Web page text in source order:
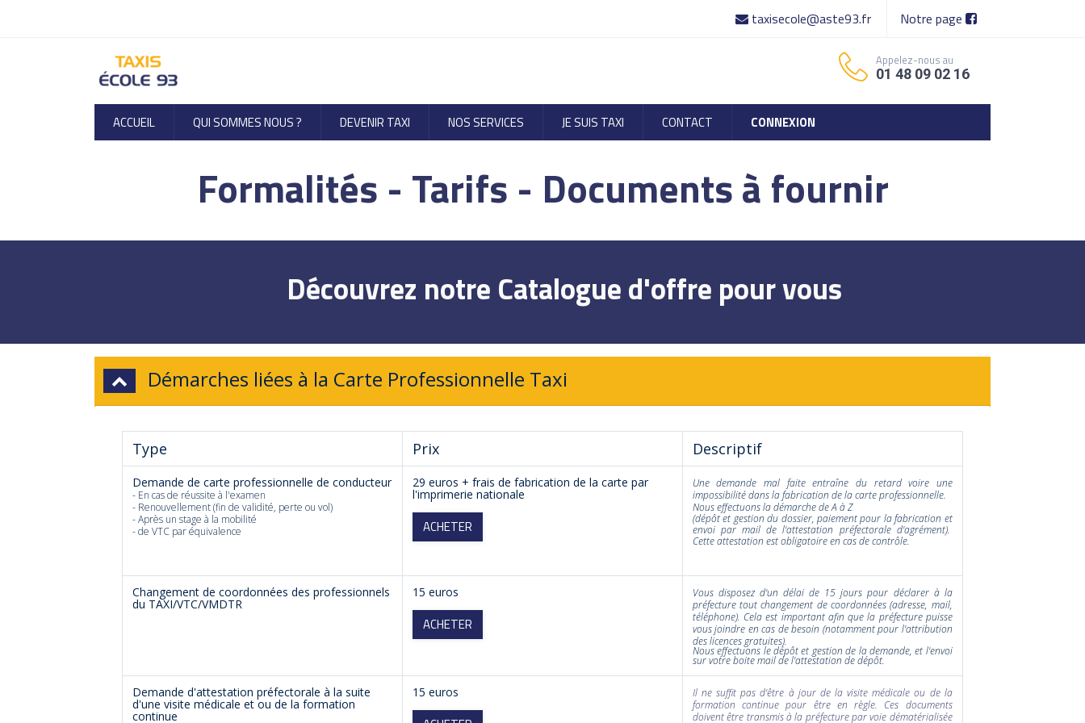
taxisecole@aste93.fr Notre page
Appelez-nous au
01 48 09 02 16
ACCUEIL QUI SOMMES NOUS ? DEVENIR TAXI NOS SERVICES JE SUIS TAXI CONTACT CONNEXION
Formalités - Tarifs - Documents à fournir
Découvrez notre Catalogue d'offre pour vous
Démarches liées à la Carte Professionnelle Taxi
Type Prix Descriptif
Demande de carte professionnelle de conducteur
- En cas de réussite à l'examen
- Renouvellement (fin de validité, perte ou vol)
- Après un stage à la mobilité
- de VTC par équivalence
29 euros + frais de fabrication de la carte par
l'imprimerie nationale
ACHETER
Une demande mal faite entraîne du retard voire une
impossibilité dans la fabrication de la carte professionnelle.
Nous effectuons la démarche de A à Z
(dépôt et gestion du dossier, paiement pour la fabrication et
envoi par mail de l'attestation préfectorale d'agrément).
Cette attestation est obligatoire en cas de contrôle.
Changement de coordonnées des professionnels
du TAXI/VTC/VMDTR
15 euros
ACHETER
Vous disposez d'un délai de 15 jours pour déclarer à la
préfecture tout changement de coordonnées (adresse, mail,
téléphone). Cela est important afin que la préfecture puisse
vous joindre en cas de besoin (notamment pour l'attribution
des licences gratuites).
Nous effectuons le dépôt et gestion de la demande, et l'envoi
sur votre boite mail de l'attestation de dépôt.
Demande d'attestation préfectorale à la suite
d'une visite médicale et ou de la formation
continue
15 euros
Il ne suffit pas d'être à jour de la visite médicale ou de la
formation continue pour être en règle. Ces documents
doivent être transmis à la préfecture par voie dématérialisée